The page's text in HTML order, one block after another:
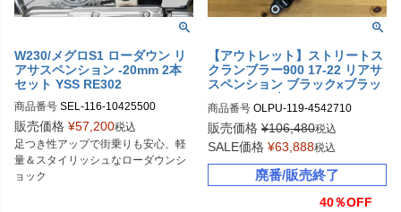
W230/メグロS1 ローダウン リ
アサスペンション -20mm 2本
セット YSS RE302
商品番号 SEL-116-10425500
販売価格 ¥57,200税込
足つき性アップで街乗りも安心、軽
量＆スタイリッシュなローダウンシ
ョック
【アウトレット】ストリートス
クランブラー900 17-22 リアサ
スペンション ブラックxブラッ
ク RZ362 2本セット YSS
商品番号 OLPU-119-4542710
販売価格 ¥106,480税込
SALE価格 ¥63,888税込
廃番/販売終了
40％OFF